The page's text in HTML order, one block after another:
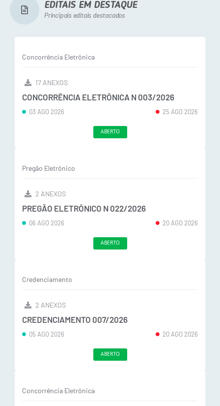
EDITAIS EM DESTAQUE
Principais editais destacados
Concorrência Eletrônica
17 ANEXOS
CONCORRÊNCIA ELETRÔNICA N 003/2026
03 AGO 2026 25 AGO 2026
ABERTO
Pregão Eletrônico
2 ANEXOS
PREGÃO ELETRÔNICO N 022/2026
06 AGO 2026 20 AGO 2026
ABERTO
Credenciamento
2 ANEXOS
CREDENCIAMENTO 007/2026
05 AGO 2026 20 AGO 2026
ABERTO
Concorrência Eletrônica